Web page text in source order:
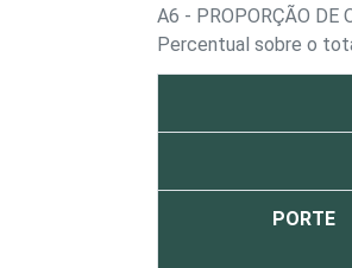
A6 - PROPORÇÃO DE
Percentual sobre o
PORTE